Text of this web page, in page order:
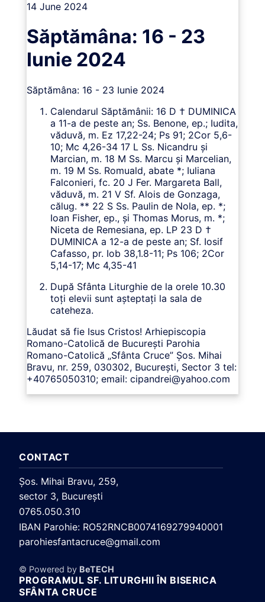
14 June 2024
Săptămâna: 16 - 23
Iunie 2024
Săptămâna: 16 - 23 Iunie 2024
Calendarul Săptămânii: 16 D † DUMINICA
a 11-a de peste an; Ss. Benone, ep.; Iudita,
văduvă, m. Ez 17,22-24; Ps 91; 2Cor 5,6-
10; Mc 4,26-34 17 L Ss. Nicandru şi
Marcian, m. 18 M Ss. Marcu şi Marcelian,
m. 19 M Ss. Romuald, abate *; Iuliana
Falconieri, fc. 20 J Fer. Margareta Ball,
văduvă, m. 21 V Sf. Alois de Gonzaga,
călug. ** 22 S Ss. Paulin de Nola, ep. *;
Ioan Fisher, ep., şi Thomas Morus, m. *;
Niceta de Remesiana, ep. LP 23 D †
DUMINICA a 12-a de peste an; Sf. Iosif
Cafasso, pr. Iob 38,1.8-11; Ps 106; 2Cor
5,14-17; Mc 4,35-41
După Sfânta Liturghie de la orele 10.30
toți elevii sunt așteptați la sala de
cateheza.
Lăudat să fie Isus Cristos! Arhiepiscopia
Romano-Catolică de București Parohia
Romano-Catolică „Sfânta Cruce” Șos. Mihai
Bravu, nr. 259, 030302, București, Sector 3 tel:
+40765050310; email: cipandrei@yahoo.com
CONTACT
Şos. Mihai Bravu, 259,
sector 3, Bucureşti
0765.050.310
IBAN Parohie: RO52RNCB0074169279940001
parohiesfantacruce@gmail.com
© Powered by BeTECH
PROGRAMUL SF. LITURGHII ÎN BISERICA
SFÂNTA CRUCE